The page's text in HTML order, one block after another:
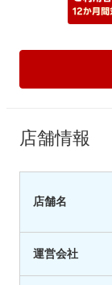
店舗情報
店舗名
運営会社